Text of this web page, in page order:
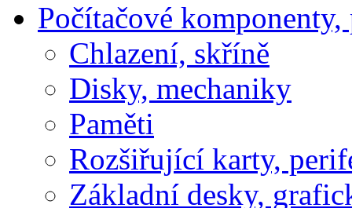
Počítačové
Chlazení, skříně
Disky, mechaniky
Paměti
Rozšiřující karty,
Základní desky,